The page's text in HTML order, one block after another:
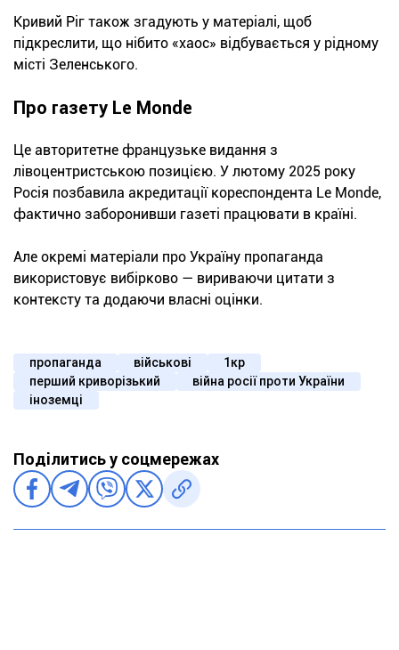
Кривий Ріг також згадують у матеріалі, щоб
підкреслити, що нібито «хаос» відбувається у рідному
місті Зеленського.
Про газету Le Monde
Це авторитетне французьке видання з
лівоцентристською позицією. У лютому 2025 року
Росія позбавила акредитації кореспондента Le Monde,
фактично заборонивши газеті працювати в країні.
Але окремі матеріали про Україну пропаганда
використовує вибірково — вириваючи цитати з
контексту та додаючи власні оцінки.
пропаганда військові
1кр
перший криворізький
війна росії проти України
іноземці
Поділитись у соцмережах